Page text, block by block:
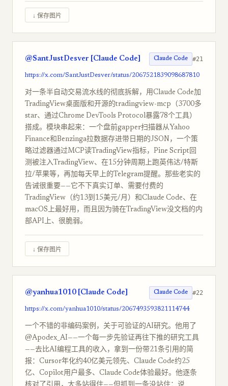
↓ 保存图片
@SantJustDesver [Claude Code] Claude Code #21
https://x.com/SantJustDesver/status/2067521839098687810
对一条半自动交易流水线的彻底拆解，用Claude Code加
TradingView桌面版和开源的tradingview-mcp（3700多
star、通过Chrome DevTools Protocol暴露78个工具）
搭成。模块串起来：一个盘前gapper扫描器从Yahoo
Finance和Benzinga拉数据存进带日期的JSON，一个策
略过滤器通过MCP读TradingView指标，Pine Script回
测被注入TradingView、在15分钟周期上跑英伟达/特斯
拉/苹果等，再加每天早上的Telegram提醒。那些老实的
告诫很重要——它不下真实订单、需要付费的
TradingView（约13到15美元/月）和Claude Code、在
macOS上最好用，而且因为骑在TradingView没文档的内
部API上、很脆弱。
↓ 保存图片
@yanhua1010 [Claude Code] Claude Code #22
https://x.com/yanhua1010/status/2067493593821114744
一个不错的非编码案例，关于可验证的AI研究。他用了
@Apodex_AI——一个每一步先验证再往下推的研究工具
——去比AI编程工具的收入，拿到一份带21条引用的简
报：Cursor年化约40亿美元领先、Claude Code约25
亿、Copilot用户最多、Claude Code体验最好。他逐条